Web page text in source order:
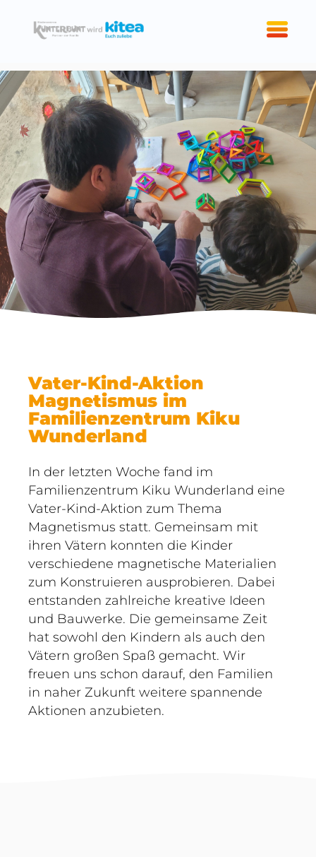
Vater-Kind-Aktion
Magnetismus im
Familienzentrum Kiku
Wunderland
In der letzten Woche fand im
Familienzentrum Kiku Wunderland eine
Vater-Kind-Aktion zum Thema
Magnetismus statt. Gemeinsam mit
ihren Vätern konnten die Kinder
verschiedene magnetische Materialien
zum Konstruieren ausprobieren. Dabei
entstanden zahlreiche kreative Ideen
und Bauwerke. Die gemeinsame Zeit
hat sowohl den Kindern als auch den
Vätern großen Spaß gemacht. Wir
freuen uns schon darauf, den Familien
in naher Zukunft weitere spannende
Aktionen anzubieten.